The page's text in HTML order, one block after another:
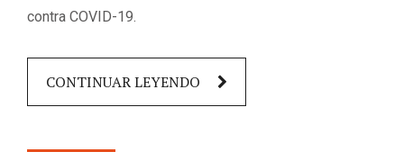
contra COVID-19.
CONTINUAR LEYENDO